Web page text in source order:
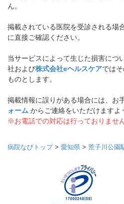
ん。
掲載されている医院を受診される場
に直接ご確認ください。
当サービスによって生じた損害につ
社および株式会社eヘルスケアでは
ものとします。
掲載情報に誤りがある場合には、お
ォーム からご連絡をいただけますよ
※お電話での対応は行っておりませ
病院なびトップ> 愛知県 > 荒子川公園